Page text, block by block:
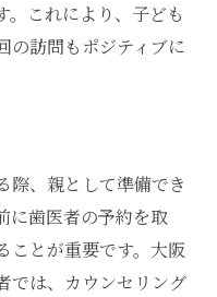
。これにより、子ども
の訪問もポジティブに
際、親として準備でき
に歯医者の予約を取
ことが重要です。大阪
では、カウンセリング